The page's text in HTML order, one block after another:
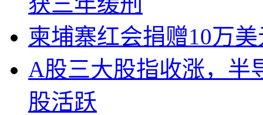
柬埔寨红会捐赠10万
A股三大股指收涨，半
股活跃